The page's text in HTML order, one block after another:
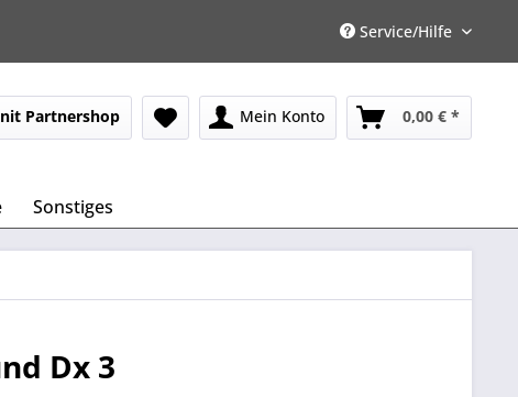
Service/Hilfe
Partnershop Mein Konto 0,00 € *
Sonstiges
Dx 3